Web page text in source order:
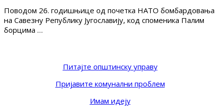
Поводом 26. годишњице од почетка НАТО бомбардовања
на Савезну Републику Југославију, код споменика Палим
борцима …
Питајте општинску управу
Пријавите комунални проблем
Имам идеју